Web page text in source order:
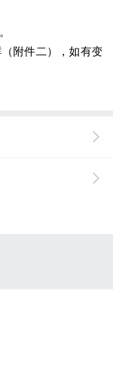
附件二 ），如有变